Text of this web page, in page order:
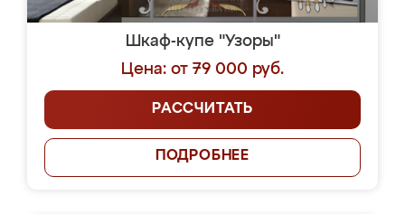
Шкаф-купе "Узоры"
Цена: от 79 000 руб.
РАССЧИТАТЬ
ПОДРОБНЕЕ